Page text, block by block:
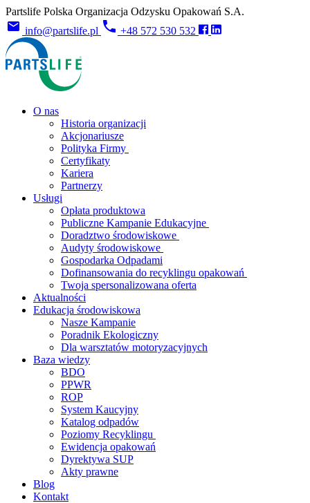
Partslife Polska Organizacja Odzysku Opakowań S.A.
info@partslife.pl
+48 572 530 532
O nas
Historia organizacji
Akcjonariusze
Polityka Firmy
Certyfikaty
Kariera
Partnerzy
Usługi
Opłata produktowa
Publiczne Kampanie Edukacyjne
Doradztwo środowiskowe
Audyty środowiskowe
Gospodarka Odpadami
Dofinansowania do recyklingu opakowań
Twoja spersonalizowana oferta
Aktualności
Edukacja środowiskowa
Nasze Kampanie
Poradnik Ekologiczny
Dla warsztatów motoryzacyjnych
Baza wiedzy
BDO
PPWR
ROP
System Kaucyjny
Katalog odpadów
Poziomy Recyklingu
Ewidencja opakowań
Dyrektywa SUP
Akty prawne
Blog
Kontakt